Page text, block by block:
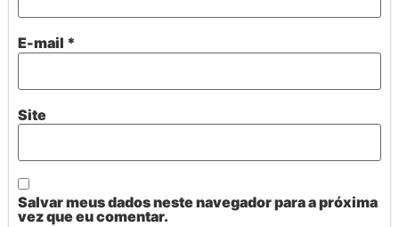
E-mail *
Site
Salvar meus dados neste navegador para a próxima
vez que eu comentar.